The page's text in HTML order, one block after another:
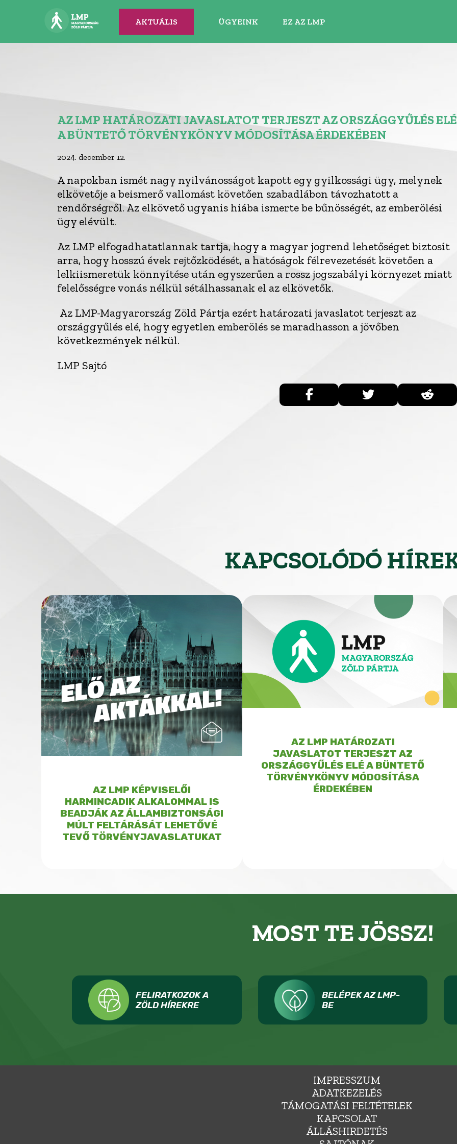
AKTUÁLIS ÜGYEINK EZ AZ LMP
AZ LMP HATÁROZATI JAVASLATOT TERJESZT AZ ORSZÁGGYŰLÉS ELÉ
A BÜNTETŐ TÖRVÉNYKÖNYV MÓDOSÍTÁSA ÉRDEKÉBEN
2024. december 12.
A napokban ismét nagy nyilvánosságot kapott egy gyilkossági ügy, melynek
elkövetője a beismerő vallomást követően szabadlábon távozhatott a
rendőrségről. Az elkövető ugyanis hiába ismerte be bűnösségét, az emberölési
ügy elévült.
Az LMP elfogadhatatlannak tartja, hogy a magyar jogrend lehetőséget biztosít
arra, hogy hosszú évek rejtőzködését, a hatóságok félrevezetését követően a
lelkiismeretük könnyítése után egyszerűen a rossz jogszabályi környezet miatt
felelősségre vonás nélkül sétálhassanak el az elkövetők.
Az LMP-Magyarország Zöld Pártja ezért határozati javaslatot terjeszt az
országgyűlés elé, hogy egyetlen emberölés se maradhasson a jövőben
következmények nélkül.
LMP Sajtó
KAPCSOLÓDÓ
AZ LMP KÉPVISELŐI
HARMINCADIK ALKALOMMAL IS
BEADJÁK AZ ÁLLAMBIZTONSÁGI
MÚLT FELTÁRÁSÁT LEHETŐVÉ
TEVŐ TÖRVÉNYJAVASLATUKAT
AZ LMP HATÁROZATI
JAVASLATOT TERJESZT AZ
ORSZÁGGYŰLÉS ELÉ A BÜNTETŐ
TÖRVÉNYKÖNYV MÓDOSÍTÁSA
ÉRDEKÉBEN
MOST TE JÖSSZ!
FELIRATKOZOK A
ZÖLD HÍREKRE
BELÉPEK AZ LMP-
BE
IMPRESSZUM
ADATKEZELÉS
TÁMOGATÁSI FELTÉTELEK
KAPCSOLAT
ÁLLÁSHIRDETÉS